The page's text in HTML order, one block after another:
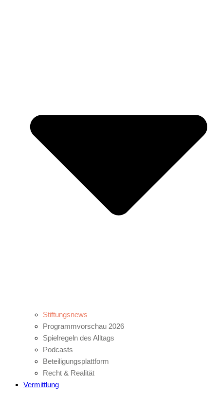
Stiftungsnews
Programmvorschau 2026
Spielregeln des Alltags
Podcasts
Beteiligungsplattform
Recht & Realität
Vermittlung